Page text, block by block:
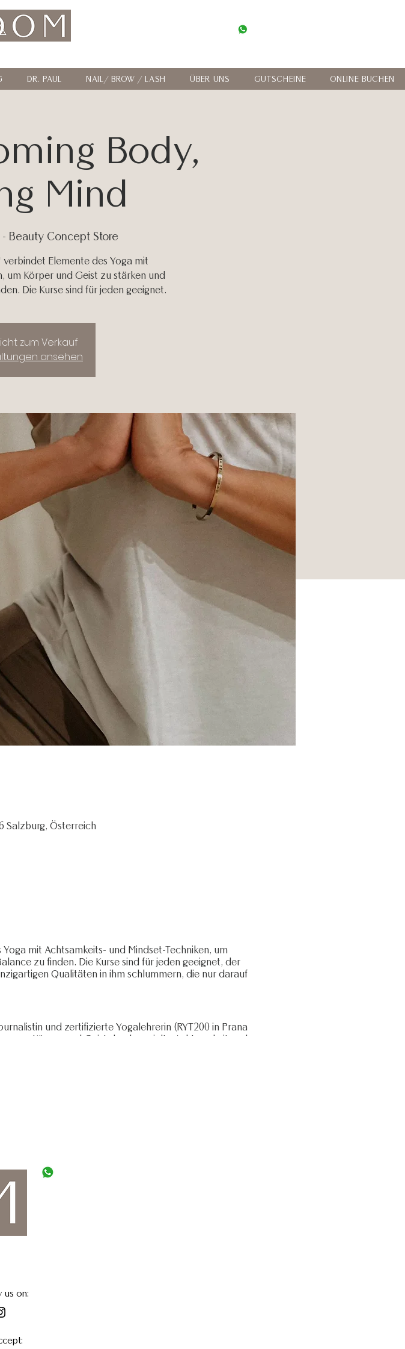
DR. PAUL NAIL/ BROW / LASH ÜBER UNS GUTSCHEINE ONLINE BUCHEN
Body,
Mind
- Beauty Concept Store
Elemente des Yoga mit
um Körper und Geist zu stärken und
Die Kurse sind für jeden geeignet.
zum Verkauf
ansehen
Salzburg, Österreich
mit Achtsamkeits- und Mindset-Techniken, um
zu finden. Die Kurse sind für jeden geeignet, der
Qualitäten in ihm schlummern, die nur darauf
und zertifizierte Yogalehrerin (RYT200 in Prana
von Körper und Geist durch gezielte Achtsamkeit und
us on: